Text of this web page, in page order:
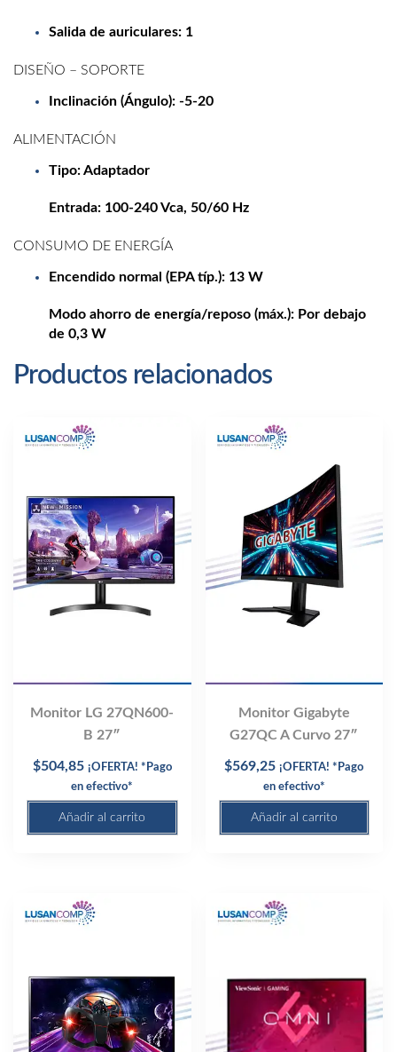
Salida de auriculares: 1
DISEÑO – SOPORTE
Inclinación (Ángulo): -5-20
ALIMENTACIÓN
Tipo: Adaptador
Entrada: 100-240 Vca, 50/60 Hz
CONSUMO DE ENERGÍA
Encendido normal (EPA típ.): 13 W
Modo ahorro de energía/reposo (máx.): Por debajo
de 0,3 W
Productos relacionados
Monitor LG 27QN600-
B 27″
$504,85 ¡OFERTA! *Pago
en efectivo*
Añadir al carrito
Monitor Gigabyte
G27QC A Curvo 27″
$569,25 ¡OFERTA! *Pago
en efectivo*
Añadir al carrito